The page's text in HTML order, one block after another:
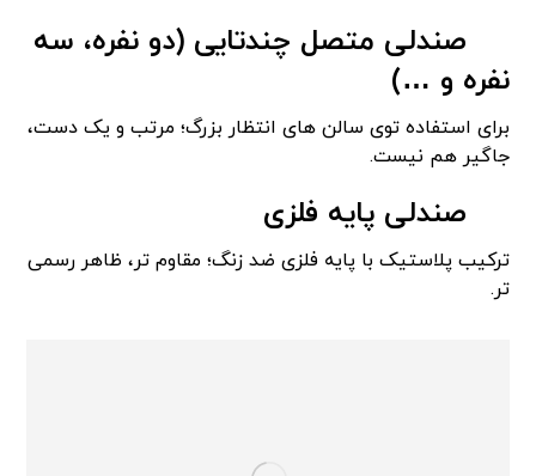
صندلی متصل چندتایی (دو نفره، سه
نفره و …)
برای استفاده توی سالن های انتظار بزرگ؛ مرتب و یک دست،
جاگیر هم نیست.
صندلی پایه فلزی
ترکیب پلاستیک با پایه فلزی ضد زنگ؛ مقاوم تر، ظاهر رسمی
تر.